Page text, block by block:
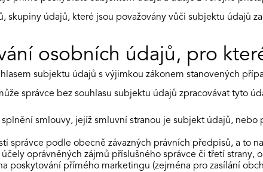
skupiny údajů, které jsou považovány vůči subjektu údajů
osobních údajů, pro
subjektu údajů s výjimkou zákonem stanovených
správce bez souhlasu subjektu údajů zpracovávat tyto
smlouvy, jejíž smluvní stranou je subjekt údajů,
správce podle obecně závazných právních předpisů, a to
oprávněných zájmů příslušného správce či třetí strany,
poskytování přímého marketingu (zejména pro zasílání